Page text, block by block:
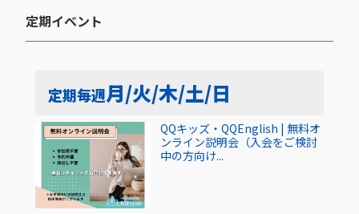
定期イベント​
定期毎週月/火/木/土/日
QQキッズ・QQEnglish | 無料オ
ンライン説明会（入会をご検討
中の方向け...